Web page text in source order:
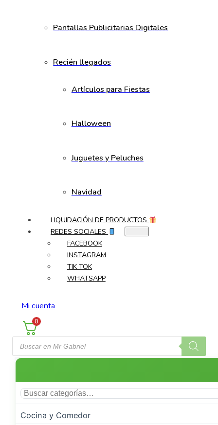
Pantallas Publicitarias Digitales
Recién llegados
Artículos para Fiestas
Halloween
Juguetes y Peluches
Navidad
LIQUIDACIÓN DE PRODUCTOS
REDES SOCIALES
FACEBOOK
INSTAGRAM
TIK TOK
WHATSAPP
Mi cuenta
0
Búsqueda
de
productos
Cocina y Comedor